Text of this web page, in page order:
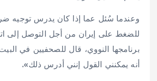
وعندما سُئل ​عما إذا كان يدرس توجيه
للضغط على إيران من أجل التوصل إلى
⁠برنامجها النووي، قال للصحفيين في
أنه ‌يمكنني ​القول ⁠إنني ​أدرس ‌ذلك».